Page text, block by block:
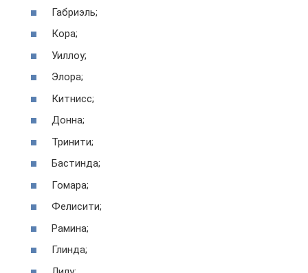
Габриэль;
Кора;
Уиллоу;
Элора;
Китнисс;
Донна;
Тринити;
Бастинда;
Гомара;
Фелисити;
Рамина;
Глинда;